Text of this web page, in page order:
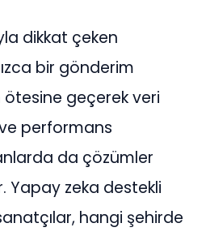
dikkat çeken
bir gönderim
geçerek veri
performans
da çözümler
Yapay zeka destekli
hangi şehirde